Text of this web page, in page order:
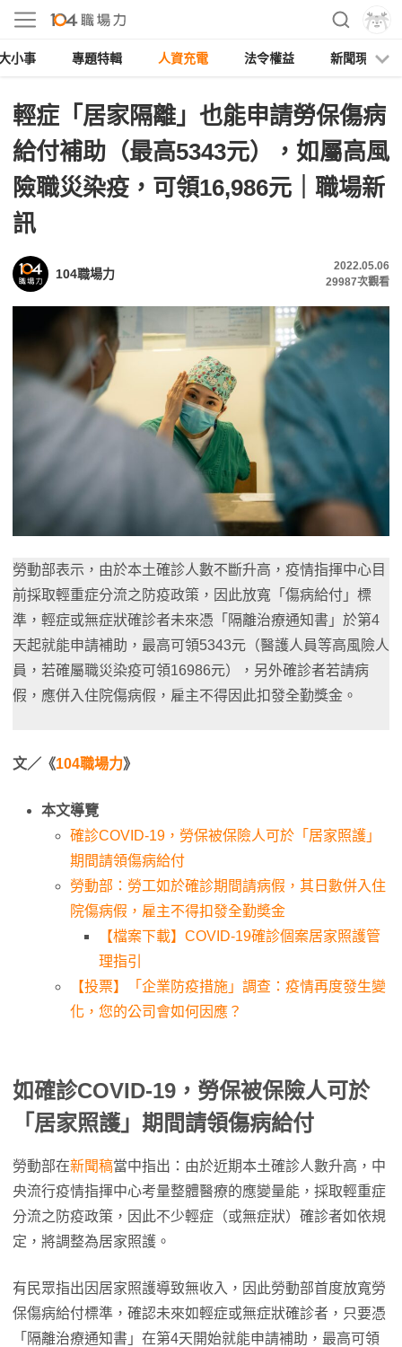
小事 專題特輯 人資充電 法令權益 新聞現場
輕症「居家隔離」也能申請勞保傷病
給付補助（最高5343元），如屬高風
險職災染疫，可領16,986元｜職場新
訊
104職場力
2022.05.06
29987次觀看
勞動部表示，由於本土確診人數不斷升高，疫情指揮中心目
前採取輕重症分流之防疫政策，因此放寬「傷病給付」標
準，輕症或無症狀確診者未來憑「隔離治療通知書」於第4
天起就能申請補助，最高可領5343元（醫護人員等高風險人
員，若確屬職災染疫可領16986元），另外確診者若請病
假，應併入住院傷病假，雇主不得因此扣發全勤獎金。
文／《104職場力》
本文導覽
確診COVID-19，勞保被保險人可於「居家照護」
期間請領傷病給付
勞動部：勞工如於確診期間請病假，其日數併入住
院傷病假，雇主不得扣發全勤奬金
【檔案下載】COVID-19確診個案居家照護管
理指引
【投票】「企業防疫措施」調查：疫情再度發生變
化，您的公司會如何因應？
如確診COVID-19，勞保被保險人可於
「居家照護」期間請領傷病給付
勞動部在新聞稿當中指出：由於近期本土確診人數升高，中
央流行疫情指揮中心考量整體醫療的應變量能，採取輕重症
分流之防疫政策，因此不少輕症（或無症狀）確診者如依規
定，將調整為居家照護。
有民眾指出因居家照護導致無收入，因此勞動部首度放寬勞
保傷病給付標準，確認未來如輕症或無症狀確診者，只要憑
「隔離治療通知書」在第4天開始就能申請補助，最高可領